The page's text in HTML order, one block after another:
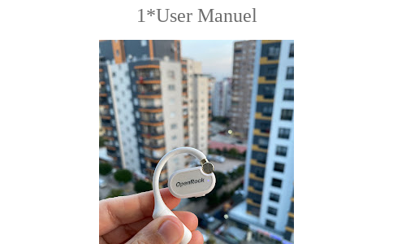
1*User Manuel